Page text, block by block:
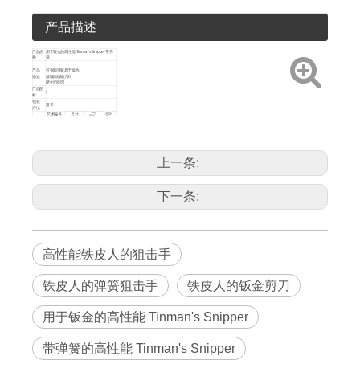
产品描述
产品名
称
用于钣金的高性能 Tinman's Snipper 带弹
簧
产品
描述
可拆卸弹簧易于操作
落锻高碳钢刀片
硬化切削刃
产品图
标
/
包装
方法
滑卡
艺术编号 尺寸
上一条:
下一条:
高性能铁皮人的狙击手
铁皮人的弹簧狙击手 铁皮人的钣金剪刀
用于钣金的高性能 Tinman's Snipper
带弹簧的高性能 Tinman's Snipper